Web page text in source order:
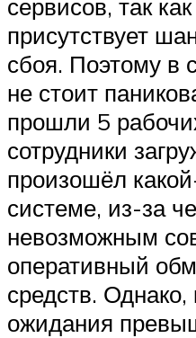
сервисов, так
присутствует
сбоя. Поэтому в
не стоит
прошли 5
сотрудники
произошёл
системе, из-за
невозможным
оперативный
средств. Однако,
ожидания